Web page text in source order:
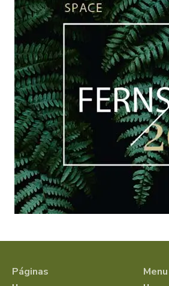
Páginas Menu